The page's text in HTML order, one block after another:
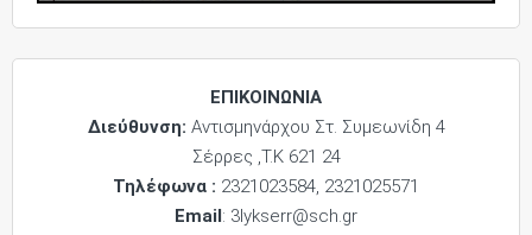
ΕΠΙΚΟΙΝΩΝΙΑ
Διεύθυνση: Αντισμηνάρχου Στ. Συμεωνίδη 4
Σέρρες ,Τ.Κ 621 24
Τηλέφωνα : 2321023584, 2321025571
Email: 3lykserr@sch.gr